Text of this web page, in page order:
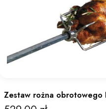
Zestaw rożna obrotowego